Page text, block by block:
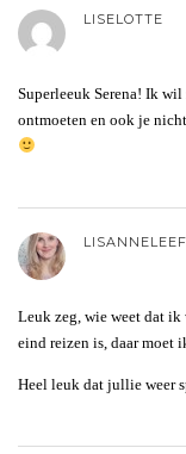
LISELOTTE
Superleeuk Serena! Ik
ontmoeten en ook je
Leuk zeg, wie weet dat ik
eind reizen is, daar moet
Heel leuk dat jullie weer